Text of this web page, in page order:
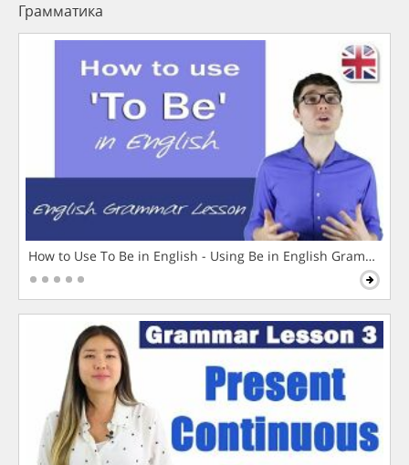
Грамматика
How to Use To Be in English - Using Be in English Grammar